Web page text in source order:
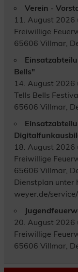
Verein -
11. August 2026
Freiwillige
65606 Villmar,
Bells"
14. August 2026
Tells Bells
65606 Villmar,
18. August 2026
Freiwillige
65606 Villmar,
Dienstplan unter
weyer.de/
20. August 2026
Freiwillige
65606 Villmar,